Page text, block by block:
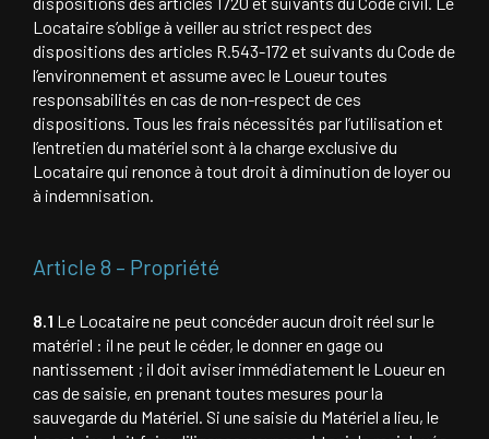
Locataire s’oblige à veiller au strict respect des
dispositions des articles R.543-172 et suivants du Code de
l’environnement et assume avec le Loueur toutes
responsabilités en cas de non-respect de ces
dispositions. Tous les frais nécessités par l’utilisation et
l’entretien du matériel sont à la charge exclusive du
Locataire qui renonce à tout droit à diminution de loyer ou
à indemnisation.
Article 8 – Propriété
8.1 Le Locataire ne peut concéder aucun droit réel sur le
matériel : il ne peut le céder, le donner en gage ou
nantissement ; il doit aviser immédiatement le Loueur en
cas de saisie, en prenant toutes mesures pour la
sauvegarde du Matériel. Si une saisie du Matériel a lieu, le